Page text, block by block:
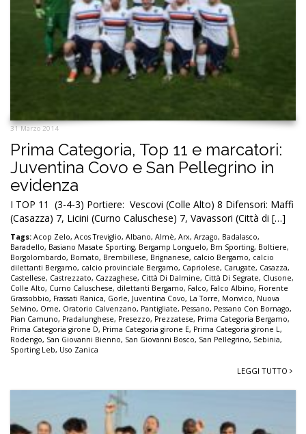
31 Marzo 2014
Prima Categoria, Top 11 e marcatori:
Juventina Covo e San Pellegrino in
evidenza
I TOP 11 (3-4-3) Portiere: Vescovi (Colle Alto) 8 Difensori: Maffi
(Casazza) 7, Licini (Curno Caluschese) 7, Vavassori (Città di […]
Tags: Acop Zelo, Acos Treviglio, Albano, Almè, Arx, Arzago, Badalasco,
Baradello, Basiano Masate Sporting, Bergamp Longuelo, Bm Sporting, Boltiere,
Borgolombardo, Bornato, Brembillese, Brignanese, calcio Bergamo, calcio
dilettanti Bergamo, calcio provinciale Bergamo, Capriolese, Carugate, Casazza,
Castellese, Castrezzato, Cazzaghese, Città Di Dalmine, Città Di Segrate, Clusone,
Colle Alto, Curno Caluschese, dilettanti Bergamo, Falco, Falco Albino, Fiorente
Grassobbio, Frassati Ranica, Gorle, Juventina Covo, La Torre, Monvico, Nuova
Selvino, Ome, Oratorio Calvenzano, Pantigliate, Pessano, Pessano Con Bornago,
Pian Camuno, Pradalunghese, Presezzo, Prezzatese, Prima Categoria Bergamo,
Prima Categoria girone D, Prima Categoria girone E, Prima Categoria girone L ,
Rodengo, San Giovanni Bienno, San Giovanni Bosco, San Pellegrino, Sebinia,
Sporting Leb, Uso Zanica
LEGGI TUTTO